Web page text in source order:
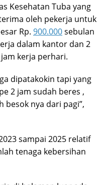
Kesehatan Tuba yang
oleh pekerja untuk
Rp. 900.000sebulan
dalam kantor dan 2
kerja perhari.
dipatakokin tapi yang
2 jam sudah beres ,
besok nya dari pagi”,
sampai 2025 relatif
tenaga kebersihan